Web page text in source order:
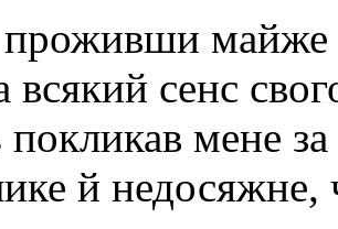
майже
всякий сенс
покликав мене
й